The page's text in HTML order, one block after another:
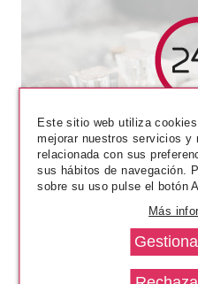
CATRICE
STYLIST 030
Pvr 2.89€
Este sitio web utiliza
mejorar nuestros servicios y
relacionada con sus
sus hábitos de navegación.
sobre su uso pulse el botón
Más